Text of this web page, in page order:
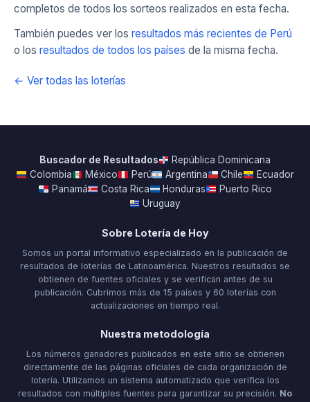
completos de todos los sorteos realizados en esta fecha.
También puedes ver los resultados más recientes de Perú
o los resultados de todos los países de la misma fecha.
← Ver todas las loterías
Buscador de Resultados
República Dominicana
Colombia
México Perú Argentina Chile
Ecuador
Panamá
Costa Rica Honduras
Puerto Rico
Uruguay
Sobre Lotería de Hoy
Somos un portal informativo especializado en la publicación de
resultados de loterías de Latinoamérica. Nuestros resultados se
obtienen de fuentes oficiales y se verifican antes de su
publicación. Cubrimos más de 15 países y 60 loterías con
actualizaciones en tiempo real.
Nuestra metodología
Los números ganadores publicados en este sitio se obtienen
directamente de las páginas oficiales de cada organización de
lotería. Utilizamos un sistema automatizado que verifica los
resultados con múltiples fuentes para garantizar su precisión. No